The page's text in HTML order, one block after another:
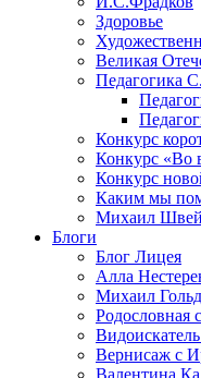
Здоровье
Великая
Педагогика
Конкурс
Конкурс «Во
Конкурс
Каким мы
Михаил
Блоги
Блог Лицея
Алла
Михаил
Вернисаж с